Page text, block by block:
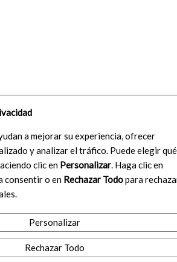
a mejorar su experiencia, ofrecer
y analizar el tráfico. Puede elegir qué
clic en Personalizar. Haga clic en
consentir o en Rechazar Todopara
Personalizar
Rechazar Todo